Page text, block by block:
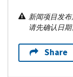
新闻项目发
请先确认日期
Share